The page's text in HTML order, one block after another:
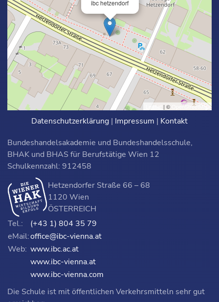
ibc hetzendorf
Leaflet | © OpenStreetMap
Datenschutzerklärung | Impressum | Kontakt
Bundeshandelsakademie und Bundeshandelsschule,
BHAK und BHAS für Berufstätige Wien 12
Schulkennzahl: 912458
Hetzendorfer Straße 66 – 68
1120 Wien
ÖSTERREICH
Tel.:
(+43 1) 804 35 79
eMail:office@ibc-vienna.at
Web: www.ibc.ac.at
www.ibc-vienna.at
www.ibc-vienna.com
Die Schule ist mit öffentlichen Verkehrsmitteln sehr gut